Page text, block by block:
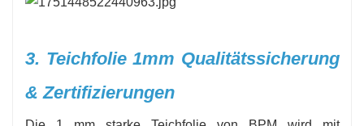
3. Teichfolie 1mm Qualitätssicherung
& Zertifizierungen